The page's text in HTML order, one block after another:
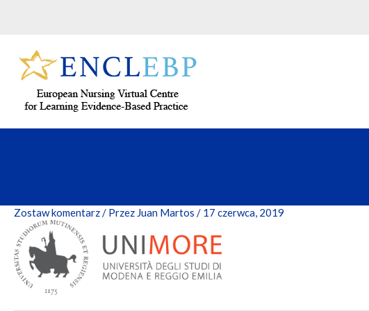
Zostaw komentarz/ Przez Juan Martos / 17 czerwca, 2019